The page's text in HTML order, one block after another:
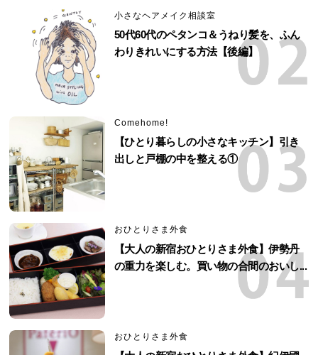
小さなヘアメイク相談室
50代60代のペタンコ＆うねり髪を、ふん
わりきれいにする方法【後編】
Comehome!
【ひとり暮らしの小さなキッチン】引き
出しと戸棚の中を整える①
おひとりさま外食
【大人の新宿おひとりさま外食】伊勢丹
の重力を楽しむ。買い物の合間のおいし...
おひとりさま外食